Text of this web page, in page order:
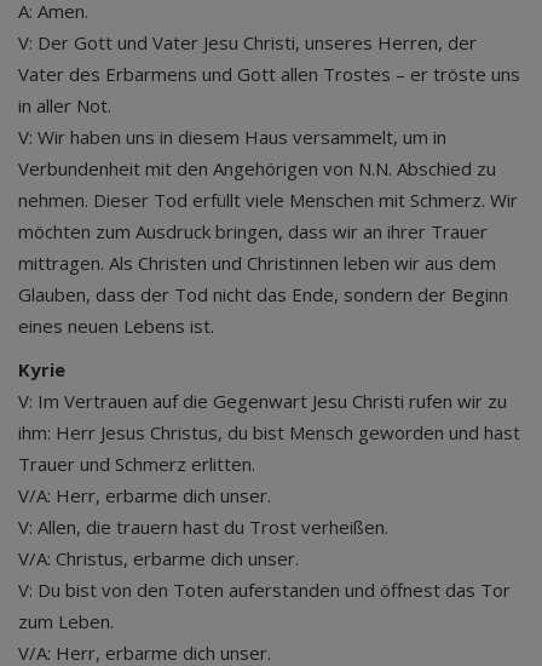
A: Amen.
V: Der Gott und Vater Jesu Christi, unseres Herren, der
Vater des Erbarmens und Gott allen Trostes – er tröste uns
in aller Not.
V: Wir haben uns in diesem Haus versammelt, um in
Verbundenheit mit den Angehörigen von N.N. Abschied zu
nehmen. Dieser Tod erfüllt viele Menschen mit Schmerz. Wir
möchten zum Ausdruck bringen, dass wir an ihrer Trauer
mittragen. Als Christen und Christinnen leben wir aus dem
Glauben, dass der Tod nicht das Ende, sondern der Beginn
eines neuen Lebens ist.
Kyrie
V: Im Vertrauen auf die Gegenwart Jesu Christi rufen wir zu
ihm: Herr Jesus Christus, du bist Mensch geworden und hast
Trauer und Schmerz erlitten.
V/A: Herr, erbarme dich unser.
V: Allen, die trauern hast du Trost verheißen.
V/A: Christus, erbarme dich unser.
V: Du bist von den Toten auferstanden und öffnest das Tor
zum Leben.
V/A: Herr, erbarme dich unser.